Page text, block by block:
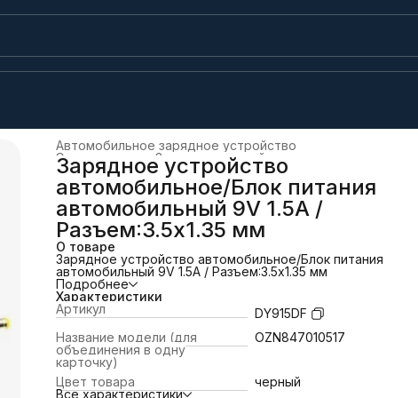
Автомобильное зарядное устройство
Зарядные устройства и док-станции
Электроника
Главная ›
Зарядное устройство
автомобильное/Блок питания
автомобильный 9V 1.5A /
Разъем:3.5x1.35 мм
О товаре
Зарядное устройство автомобильное/Блок питания
автомобильный 9V 1.5A / Разъем:3.5x1.35 мм
Подробнее
Характеристики
Артикул
DY915DF
Название модели (для
объединения в одну
карточку)
OZN847010517
Цвет товара
черный
Все характеристики